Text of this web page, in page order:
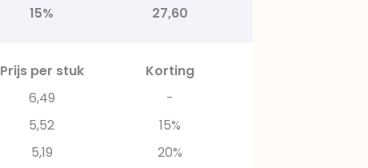
15% 27,60
Prijs per stuk
Korting
6,49
-
5,52
15%
5,19
20%